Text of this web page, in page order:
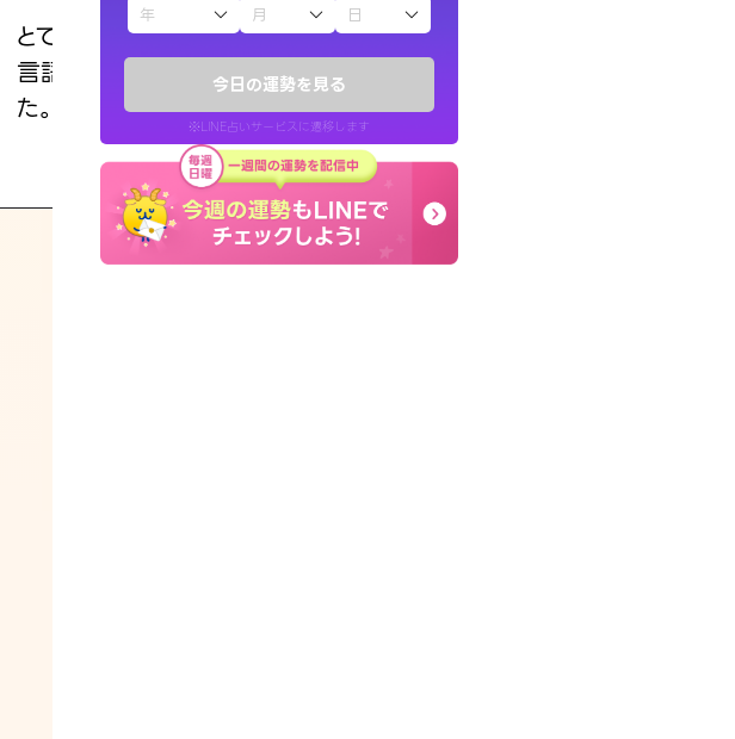
今日の運勢を見る
※LINE占いサービスに遷移します
えもじの子（占）12星座占い
お知らせ
とても的確で感じていた違和感を
言語化してくれたので腑に落ちまし
た。
30代 女性